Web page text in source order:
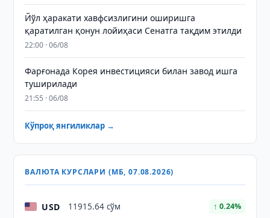
Йўл ҳаракати хавфсизлигини оширишга
қаратилган қонун лойиҳаси Сенатга тақдим этилди
22:00 · 06/08
Фарғонада Корея инвестицияси билан завод ишга
туширилади
21:55 · 06/08
Кўпроқ янгиликлар →
ВАЛЮТА КУРСЛАРИ (МБ, 07.08.2026)
USD 11915.64 сўм ↑ 0.24%